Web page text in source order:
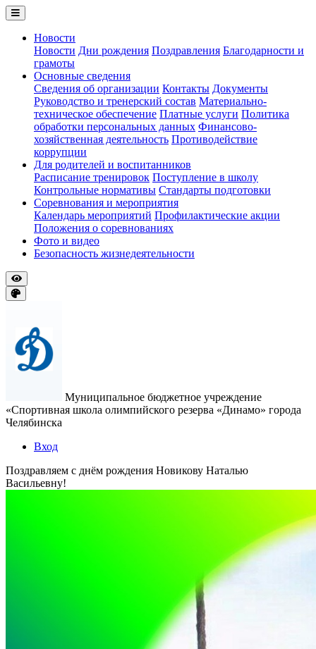
Новости
Новости Дни рождения Поздравления Благодарности и
грамоты
Основные сведения
Сведения об организации Контакты Документы
Руководство и тренерский состав Материально-
техническое обеспечение Платные услуги Политика
обработки персональных данных Финансово-
хозяйственная деятельность Противодействие
коррупции
Для родителей и воспитанников
Расписание тренировок Поступление в школу
Контрольные нормативы Стандарты подготовки
Соревнования и мероприятия
Календарь мероприятий Профилактические акции
Положения о соревнованиях
Фото и видео
Безопасность жизнедеятельности
Муниципальное бюджетное учреждение
«Спортивная школа олимпийского резерва «Динамо» города
Челябинска
Вход
Поздравляем с днём рождения Новикову Наталью
Васильевну!